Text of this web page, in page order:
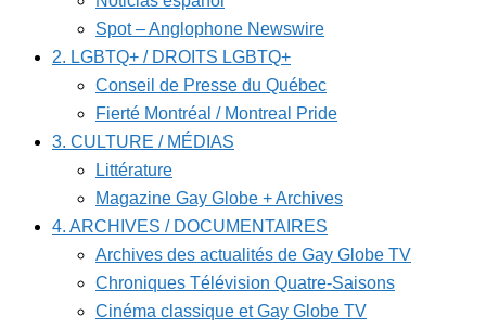
Spot – Anglophone Newswire
2. LGBTQ+ / DROITS LGBTQ+
Conseil de Presse du Québec
Fierté Montréal / Montreal Pride
3. CULTURE / MÉDIAS
Littérature
Magazine Gay Globe + Archives
4. ARCHIVES / DOCUMENTAIRES
Archives des actualités de Gay Globe TV
Chroniques Télévision Quatre-Saisons
Cinéma classique et Gay Globe TV